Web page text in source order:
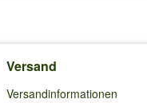
Versand
Versandinformationen